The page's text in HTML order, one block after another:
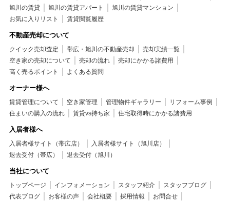
旭川の賃貸 旭川の賃貸アパート
旭川の賃貸マンション
お気に入りリスト
賃貸閲覧履歴
不動産売却について
クイック売却査定 帯広・旭川の不動産売却
売却実績一覧
空き家の売却について
売却の流れ
売却にかかる諸費用
高く売るポイント
よくある質問
オーナー様へ
賃貸管理について 空き家管理 管理物件ギャラリー
リフォーム事例
住まいの購入の流れ
賃貸vs持ち家 住宅取得時にかかる諸費用
入居者様へ
入居者様サイト（帯広店）
入居者様サイト（旭川店）
退去受付（帯広）
退去受付（旭川）
当社について
トップページ インフォメーション スタッフ紹介
スタッフブログ
代表ブログ
お客様の声 会社概要 採用情報
お問合せ